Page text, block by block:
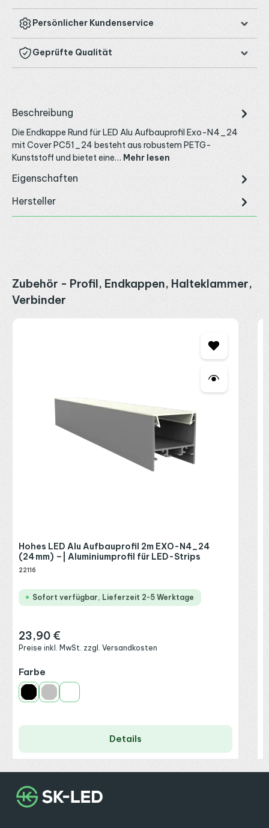
Persönlicher Kundenservice
Geprüfte Qualität
Beschreibung
Die Endkappe Rund für LED Alu Aufbauprofil Exo-N4_24
mit Cover PC51_24 besteht aus robustem PETG-
Kunststoff und bietet eine… Mehr lesen
Eigenschaften
Hersteller
Produktgalerie überspringen
Zubehör - Profil, Endkappen, Halteklammer,
Verbinder
Hohes LED Alu Aufbauprofil 2m EXO-N4_24
(24 mm) –| Aluminiumprofil für LED-Strips
22116
Sofort verfügbar, Lieferzeit 2-5 Werktage
Regulärer Preis:
23,90 €
Preise inkl. MwSt. zzgl. Versandkosten
Farbe
Schwarz
Silber Weiß
Details